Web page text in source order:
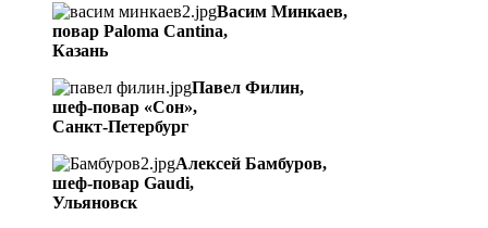
Васим Минкаев,
повар Paloma Cantina,
Казань
Павел Филин,
шеф-повар «Сон»,
Санкт-Петербург
Алексей Бамбуров,
шеф-повар Gaudi,
Ульяновск